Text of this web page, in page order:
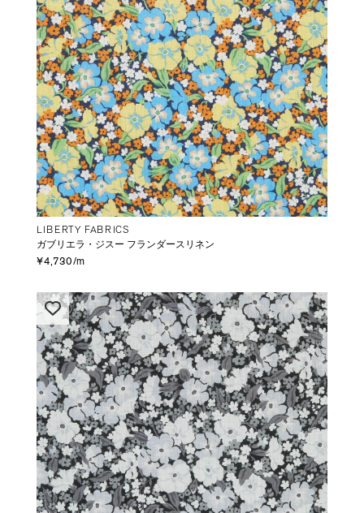
LIBERTY FABRICS
ガブリエラ・ジスー フランダースリネン
¥4,730/m